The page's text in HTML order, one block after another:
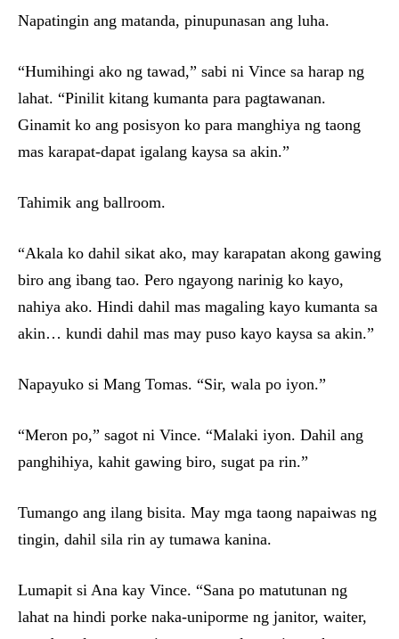
Napatingin ang matanda, pinupunasan ang luha.
“Humihingi ako ng tawad,” sabi ni Vince sa harap ng
lahat. “Pinilit kitang kumanta para pagtawanan.
Ginamit ko ang posisyon ko para manghiya ng taong
mas karapat-dapat igalang kaysa sa akin.”
Tahimik ang ballroom.
“Akala ko dahil sikat ako, may karapatan akong gawing
biro ang ibang tao. Pero ngayong narinig ko kayo,
nahiya ako. Hindi dahil mas magaling kayo kumanta sa
akin… kundi dahil mas may puso kayo kaysa sa akin.”
Napayuko si Mang Tomas. “Sir, wala po iyon.”
“Meron po,” sagot ni Vince. “Malaki iyon. Dahil ang
panghihiya, kahit gawing biro, sugat pa rin.”
Tumango ang ilang bisita. May mga taong napaiwas ng
tingin, dahil sila rin ay tumawa kanina.
Lumapit si Ana kay Vince. “Sana po matutunan ng
lahat na hindi porke naka-uniporme ng janitor, waiter,